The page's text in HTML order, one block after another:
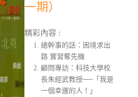
一期）
精彩內容 :
總幹事的話：困境求出
路 實習奪先機
顧問專訪：科技大學校
長朱經武教授──「我是
一個幸運的人！」